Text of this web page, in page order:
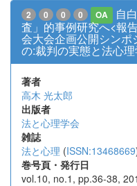
2 0 0 0 OA
自
査」的事例研究へ<報
会大会企画公開シンポ
の:裁判の実態と法心
著者
高木 光太郎
出版者
法と心理学会
雑誌
法と心理 (ISSN:13468669
巻号頁・発行日
vol.10, no.1, pp.36-38,